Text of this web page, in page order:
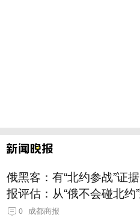
俄黑客：有“北约参战”证
报评估：从“俄不会碰北约
发动有限攻击”
0 成都商报